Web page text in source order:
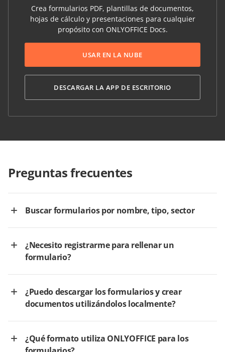
Crea formularios PDF, plantillas de documentos,
hojas de cálculo y presentaciones para cualquier
propósito con ONLYOFFICE Docs.
USAR EN LA NUBE
DESCARGAR LA APP DE ESCRITORIO
Preguntas frecuentes
Buscar formularios por nombre, tipo, sector
¿Necesito registrarme para rellenar un
formulario?
¿Puedo descargar los formularios y crear
documentos utilizándolos localmente?
¿Qué formato utiliza ONLYOFFICE para los